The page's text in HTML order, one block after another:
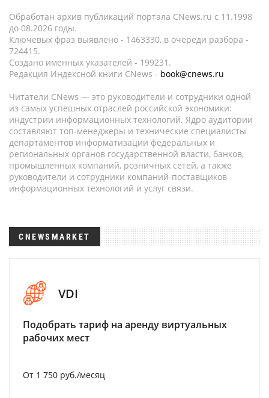
Обработан архив публикаций портала CNews.ru c 11.1998
до 08.2026 годы.
Ключевых фраз выявлено - 1463330, в очереди разбора -
724415.
Создано именных указателей - 199231.
Редакция Индексной книги CNews - book@cnews.ru
Читатели CNews — это руководители и сотрудники одной
из самых успешных отраслей российской экономики:
индустрии информационных технологий. Ядро аудитории
составляют топ-менеджеры и технические специалисты
департаментов информатизации федеральных и
региональных органов государственной власти, банков,
промышленных компаний, розничных сетей, а также
руководители и сотрудники компаний-поставщиков
информационных технологий и услуг связи.
CNEWSMARKET
VDI
Подобрать тариф на аренду виртуальных
рабочих мест
От 1 750 руб./месяц